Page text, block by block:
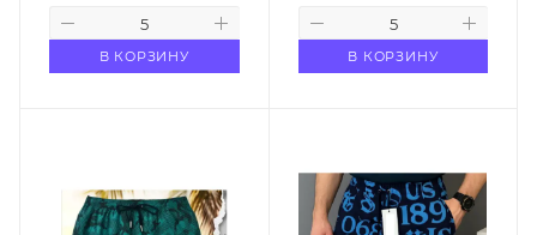
В КОРЗИНУ В КОРЗИНУ